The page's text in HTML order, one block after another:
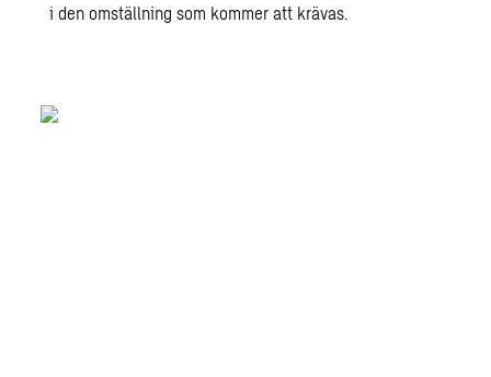
i den omställning som kommer att krävas.